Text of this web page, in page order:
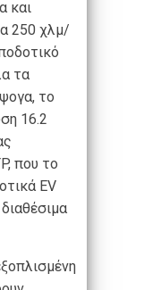
και
250 χλμ/
τα
το
16.2
που το
EV